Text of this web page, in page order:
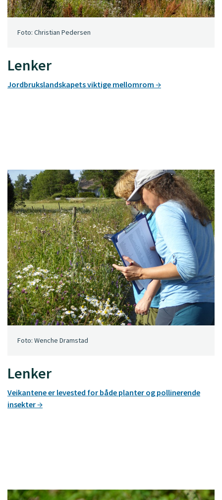
Lenker
Jordbrukslandskapets viktige mellomrom
Foto: Christian Pedersen
Lenker
Veikantene er levested for både planter og pollinerende
insekter
Foto: Wenche Dramstad